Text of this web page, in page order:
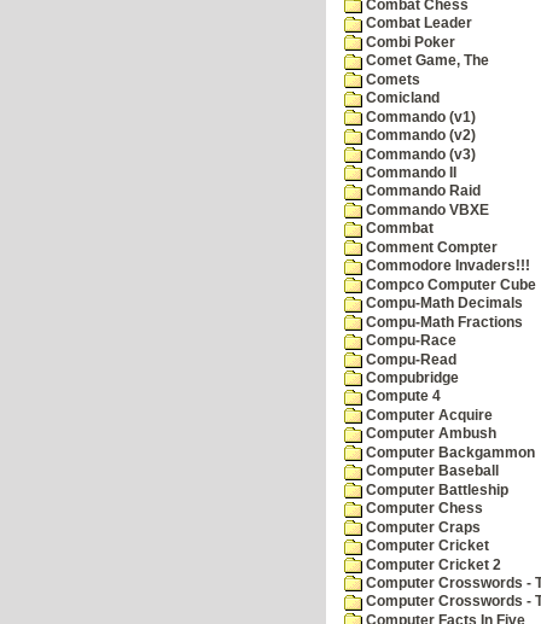
Combat Chess
Combat Leader
Combi Poker
Comet Game, The
Comets
Comicland
Commando (v1)
Commando (v2)
Commando (v3)
Commando II
Commando Raid
Commando VBXE
Commbat
Comment Compter
Commodore Invaders!!!
Compco Computer Cube
Compu-Math Decimals
Compu-Math Fractions
Compu-Race
Compu-Read
Compubridge
Compute 4
Computer Acquire
Computer Ambush
Computer Backgammon
Computer Baseball
Computer Battleship
Computer Chess
Computer Craps
Computer Cricket
Computer Cricket 2
Computer Crosswords -
Computer Crosswords -
Computer Facts In Five